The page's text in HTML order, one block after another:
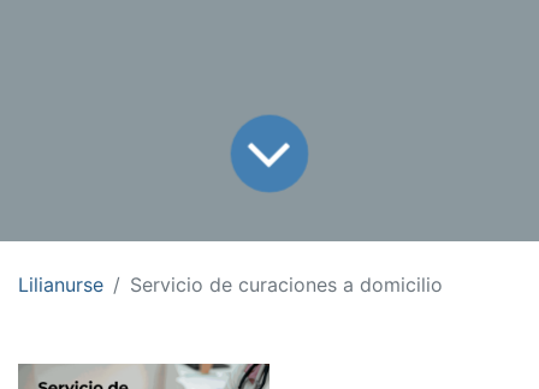
Lilianurse Servicio de curaciones a domicilio